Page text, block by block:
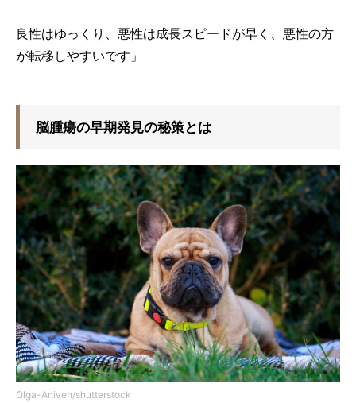
良性はゆっくり、悪性は成長スピードが早く、悪性の方
が転移しやすいです」
脳腫瘍の早期発見の秘策とは
Olga-Aniven/shutterstock